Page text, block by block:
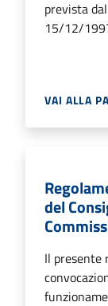
prevista
15/12/
VAI ALLA
del
Il presente